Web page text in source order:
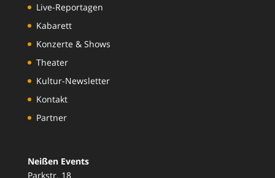
Live-Reportagen
Kabarett
Konzerte & Shows
Theater
Kultur-Newsletter
Kontakt
Partner
Neißen Events
Parkstr. 18